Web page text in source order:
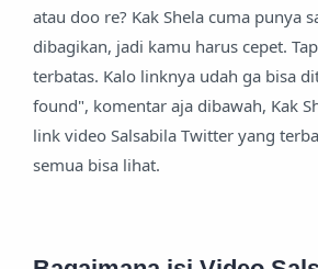
atau doo re? Kak Shela cuma punya
dibagikan, jadi kamu harus cepet.
terbatas. Kalo linknya udah ga bisa
found", komentar aja dibawah, Kak
link video Salsabila Twitter yang
semua bisa lihat.